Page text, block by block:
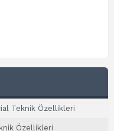
Teknik Özellikleri
Özellikleri